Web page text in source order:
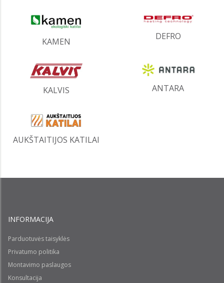
KAMEN
DEFRO
KALVIS ANTARA
AUKŠTAITIJOS KATILAI
INFORMACIJA
Parduotuvės taisyklės
Privatumo politika
Montavimo paslaugos
Konsultacija